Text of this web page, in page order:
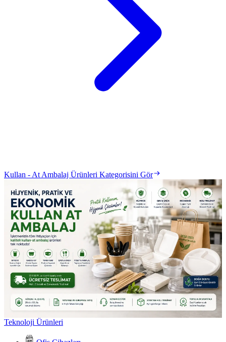
Kullan - At Ambalaj Ürünleri Kategorisini Gör
Teknoloji Ürünleri